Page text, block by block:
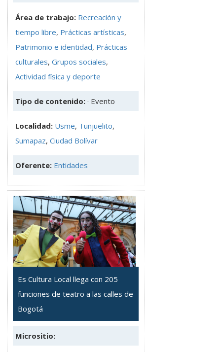
Área de trabajo: Recreación y
tiempo libre, Prácticas artísticas,
Patrimonio e identidad, Prácticas
culturales, Grupos sociales,
Actividad física y deporte
Tipo de contenido: · Evento
Localidad: Usme, Tunjuelito,
Sumapaz, Ciudad Bolívar
Oferente: Entidades
Es Cultura Local llega con 205
funciones de teatro a las calles de
Bogotá
Micrositio: